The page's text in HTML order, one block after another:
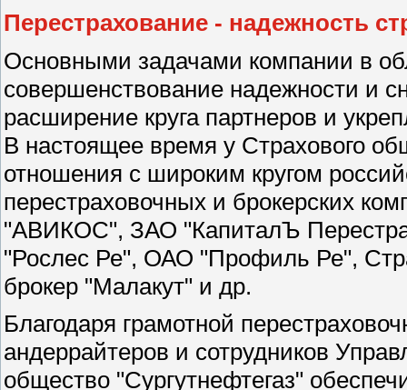
Перестрахование - надежность
Основными задачами компании в
совершенствование надежности и
расширение круга партнеров и
В настоящее время у Страхового
отношения с широким кругом
перестраховочных и брокерских
"АВИКОС", ЗАО "КапиталЪ
"Рослес Ре", ОАО "Профиль Ре",
брокер "Малакут" и др.
Благодаря грамотной
андеррайтеров и сотрудников
общество "Сургутнефтегаз"